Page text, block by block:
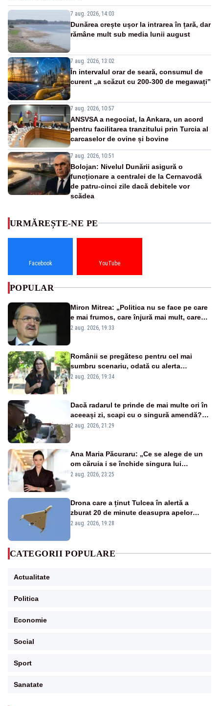
7 aug. 2026, 14:03
Dunărea crește ușor la intrarea în țară, dar
rămâne mult sub media lunii august
7 aug. 2026, 13:02
În intervalul orar de seară, consumul de
curent „a scăzut cu 200-300 de megawați”
7 aug. 2026, 10:57
ANSVSA a negociat, la Ankara, un acord
pentru facilitarea tranzitului prin Turcia al
carcaselor de ovine și bovine
7 aug. 2026, 10:51
Bolojan: Nivelul Dunării asigură o
funcționare a centralei de la Cernavodă
de patru-cinci zile dacă debitele vor
scădea
URMĂREȘTE-NE PE
Facebook YouTube
POPULAR
Miron Mitrea: „Politica nu se face pe care
e mai frumos, care înjură mai mult, care
țipă mai tare, ci pe proiecte”
2 aug. 2026, 19:33
Românii se pregătesc pentru cel mai
sumbru scenariu, odată cu alerta
energetică
2 aug. 2026, 19:34
Dacă radarul te prinde de mai multe ori în
aceeași zi, scapi cu o singură amendă?
Ce spune legea
2 aug. 2026, 21:29
Ana Maria Păcuraru: „Ce se alege de un
om căruia i se închide singura lui
portiță?”
2 aug. 2026, 23:25
Drona care a ținut Tulcea în alertă a
zburat 20 de minute deasupra apelor
României. Au fost ridicate două F-16
2 aug. 2026, 19:28
CATEGORII POPULARE
Actualitate
Politica
Economie
Social
Sport
Sanatate